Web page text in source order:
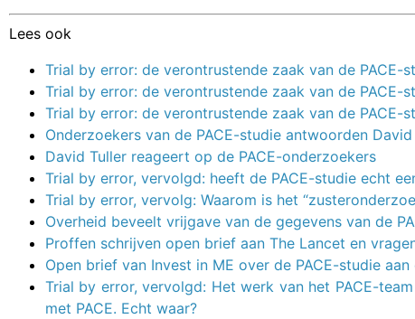
Lees ook
Trial by error: de verontrustende zaak van de PACE-
Trial by error: de verontrustende zaak van de PACE-
Trial by error: de verontrustende zaak van de PACE-
Onderzoekers van de PACE-studie antwoorden
David Tuller reageert op de PACE-onderzoekers
Trial by error, vervolgd: heeft de PACE-studie echt
Trial by error, vervolg: Waarom is het
Overheid beveelt vrijgave van de gegevens van de
Proffen schrijven open brief aan The Lancet en
Open brief van Invest in ME over de PACE-studie
Trial by error, vervolgd: Het werk van het PACE-
met PACE. Echt waar?